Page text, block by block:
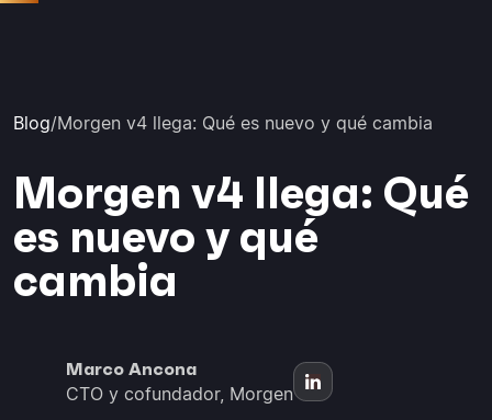
Blog/Morgen v4 llega: Qué es nuevo y qué cambia
Morgen v4 llega: Qué
es nuevo y qué
cambia
Marco Ancona
CTO y cofundador, Morgen